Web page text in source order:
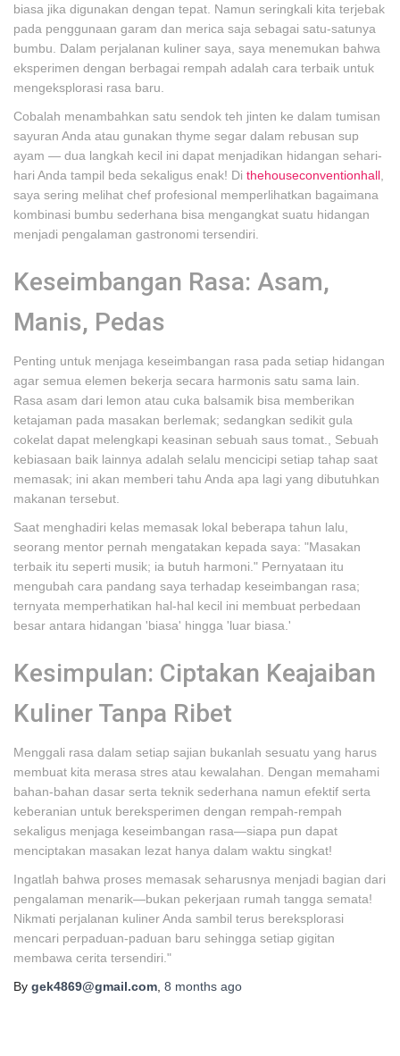
biasa jika digunakan dengan tepat. Namun seringkali kita terjebak
pada penggunaan garam dan merica saja sebagai satu-satunya
bumbu. Dalam perjalanan kuliner saya, saya menemukan bahwa
eksperimen dengan berbagai rempah adalah cara terbaik untuk
mengeksplorasi rasa baru.
Cobalah menambahkan satu sendok teh jinten ke dalam tumisan
sayuran Anda atau gunakan thyme segar dalam rebusan sup
ayam — dua langkah kecil ini dapat menjadikan hidangan sehari-
hari Anda tampil beda sekaligus enak! Di thehouseconventionhall
saya sering melihat chef profesional memperlihatkan bagaimana
kombinasi bumbu sederhana bisa mengangkat suatu hidangan
menjadi pengalaman gastronomi tersendiri.
Keseimbangan Rasa: Asam,
Manis, Pedas
Penting untuk menjaga keseimbangan rasa pada setiap hidangan
agar semua elemen bekerja secara harmonis satu sama lain.
Rasa asam dari lemon atau cuka balsamik bisa memberikan
ketajaman pada masakan berlemak; sedangkan sedikit gula
cokelat dapat melengkapi keasinan sebuah saus tomat., Sebuah
kebiasaan baik lainnya adalah selalu mencicipi setiap tahap saat
memasak; ini akan memberi tahu Anda apa lagi yang dibutuhkan
makanan tersebut.
Saat menghadiri kelas memasak lokal beberapa tahun lalu,
seorang mentor pernah mengatakan kepada saya: "Masakan
terbaik itu seperti musik; ia butuh harmoni." Pernyataan itu
mengubah cara pandang saya terhadap keseimbangan rasa;
ternyata memperhatikan hal-hal kecil ini membuat perbedaan
besar antara hidangan 'biasa' hingga 'luar biasa.'
Kesimpulan: Ciptakan Keajaiban
Kuliner Tanpa Ribet
Menggali rasa dalam setiap sajian bukanlah sesuatu yang harus
membuat kita merasa stres atau kewalahan. Dengan memahami
bahan-bahan dasar serta teknik sederhana namun efektif serta
keberanian untuk bereksperimen dengan rempah-rempah
sekaligus menjaga keseimbangan rasa—siapa pun dapat
menciptakan masakan lezat hanya dalam waktu singkat!
Ingatlah bahwa proses memasak seharusnya menjadi bagian dari
pengalaman menarik—bukan pekerjaan rumah tangga semata!
Nikmati perjalanan kuliner Anda sambil terus bereksplorasi
mencari perpaduan-paduan baru sehingga setiap gigitan
membawa cerita tersendiri."
By gek4869@gmail.com 8 months ago